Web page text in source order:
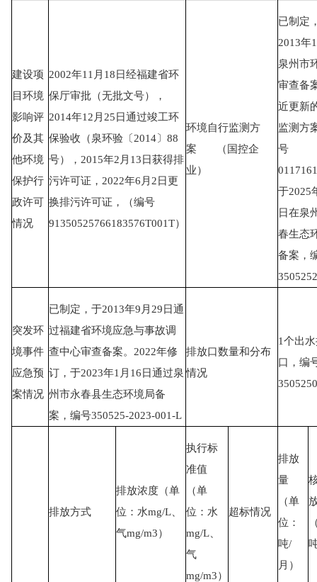
建设项
目环境
影响评
价及其
他环境
保护行
政许可
情况
2002年11月18日经福建省环
保厅审批（无批文号），
2014年12月25日通过竣工环
保验收（泉环验〔2014〕88
号），2015年2月13日获得排
污许可证，2022年6月2日更
换排污许可证，（编号
91350525766183576T001T）
环境自行监测方
案 （国控企
业）
已制定
2013年
泉州市
审查备
近更新
监测方
号
于2025
日在泉
春生态
备案，
突发环
境事件
应急预
案情况
已制定，于2013年9月29日通
过福建省环境应急与事故调
查中心审查备案。2022年修
订，于2023年1月16日通过泉
州市永春县生态环境局备
案，编号350525-2023-001-L
排放口数量和分布
情况
1个出
口，编
排放方式
排放浓度（单
位：水mg/L、
气mg/m3）
执行标
准值
（单
位：水
mg/L、
气
mg/m3）
超标情况
排放
量
（单
位：
吨/
月）